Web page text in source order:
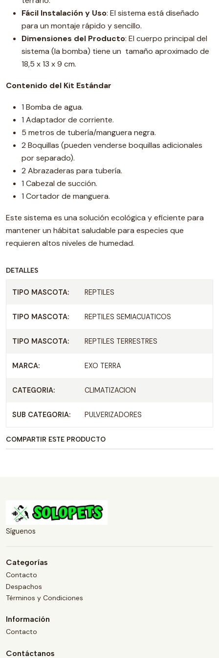
Fácil Instalación y Uso: El sistema está diseñado
para un montaje rápido y sencillo.
Dimensiones del Producto: El cuerpo principal del
sistema (la bomba) tiene un tamaño aproximado de
18,5 x 13 x 9 cm.
Contenido del Kit Estándar
1 Bomba de agua.
1 Adaptador de corriente.
5 metros de tubería/manguera negra.
2 Boquillas (pueden venderse boquillas adicionales
por separado).
2 Abrazaderas para tubería.
1 Cabezal de succión.
1 Cortador de manguera.
Este sistema es una solución ecológica y eficiente para
mantener un hábitat saludable para especies que
requieren altos niveles de humedad.
DETALLES
TIPO MASCOTA: REPTILES
TIPO MASCOTA: REPTILES SEMIACUATICOS
TIPO MASCOTA: REPTILES TERRESTRES
MARCA: EXO TERRA
CATEGORIA: CLIMATIZACION
SUB CATEGORIA: PULVERIZADORES
COMPARTIR ESTE PRODUCTO
Síguenos
Categorías
Contacto
Despachos
Términos y Condiciones
Información
Contacto
Contáctanos